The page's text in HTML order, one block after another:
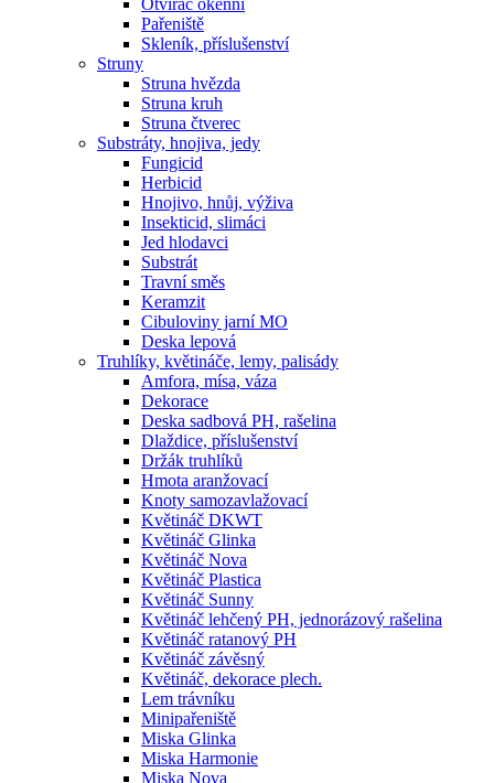
Otvírač okenní
Pařeniště
Skleník, příslušenství
Struny
Struna hvězda
Struna kruh
Struna čtverec
Substráty, hnojiva, jedy
Fungicid
Herbicid
Hnojivo, hnůj, výživa
Insekticid, slimáci
Jed hlodavci
Substrát
Travní směs
Keramzit
Cibuloviny jarní MO
Deska lepová
Truhlíky, květináče, lemy, palisády
Amfora, mísa, váza
Dekorace
Deska sadbová PH, rašelina
Dlaždice, příslušenství
Držák truhlíků
Hmota aranžovací
Knoty samozavlažovací
Květináč DKWT
Květináč Glinka
Květináč Nova
Květináč Plastica
Květináč Sunny
Květináč lehčený PH, jednorázový rašelina
Květináč ratanový PH
Květináč závěsný
Květináč, dekorace plech.
Lem trávníku
Minipařeniště
Miska Glinka
Miska Harmonie
Miska Nova